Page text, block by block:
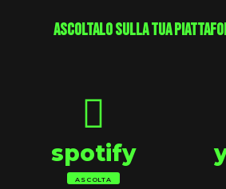
ascoltalo sulla tua
spotify
ASCOLTA